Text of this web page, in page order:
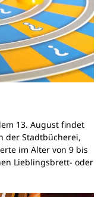
13. August findet
der Stadtbücherei,
im Alter von 9 bis
Lieblingsbrett- oder